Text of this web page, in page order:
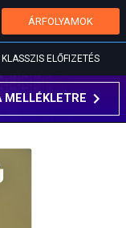
ÁRFOLYAMOK
KLASSZIS ELŐFIZETÉS
MELLÉKLETRE